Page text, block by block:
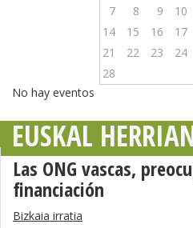
7
8 9 10
14
15 16 17
21
22 23 24
28
No hay eventos
EUSKAL
Las ONG vascas,
financiación
Bizkaia irratia